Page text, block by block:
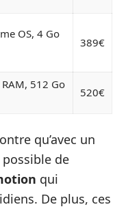
OS, 4 Go
389€
512 Go
520€
qu’avec un
de
qui
De plus, ces